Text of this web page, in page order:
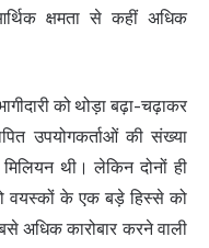
क्षमता से कहीं अधिक
को थोड़ा बढ़ा-चढ़ाकर
उपयोगकर्ताओं की संख्या
थी। लेकिन दोनों ही
वयस्कों के एक बड़े हिस्से को
अधिक कारोबार करने वाली